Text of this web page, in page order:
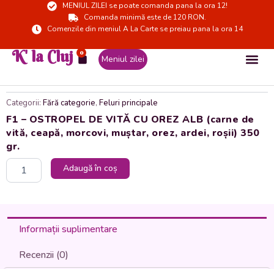
MENIUL ZILEI se poate comanda pana la ora 12!
Comanda minimă este de 120 RON.
Comenzile din meniul A La Carte se preiau pana la ora 14
K' la Cluj 0
Cart Meniul zilei
Categorii: Fără categorie, Feluri principale
F1 – OSTROPEL DE VITĂ CU OREZ ALB (carne de
vită, ceapă, morcovi, muștar, orez, ardei, roșii) 350
gr.
Cantitate
VITĂ
OREZ
ALB
Adaugă în coș
Informații suplimentare
Recenzii (0)